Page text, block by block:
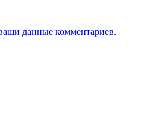
данные комментариев.